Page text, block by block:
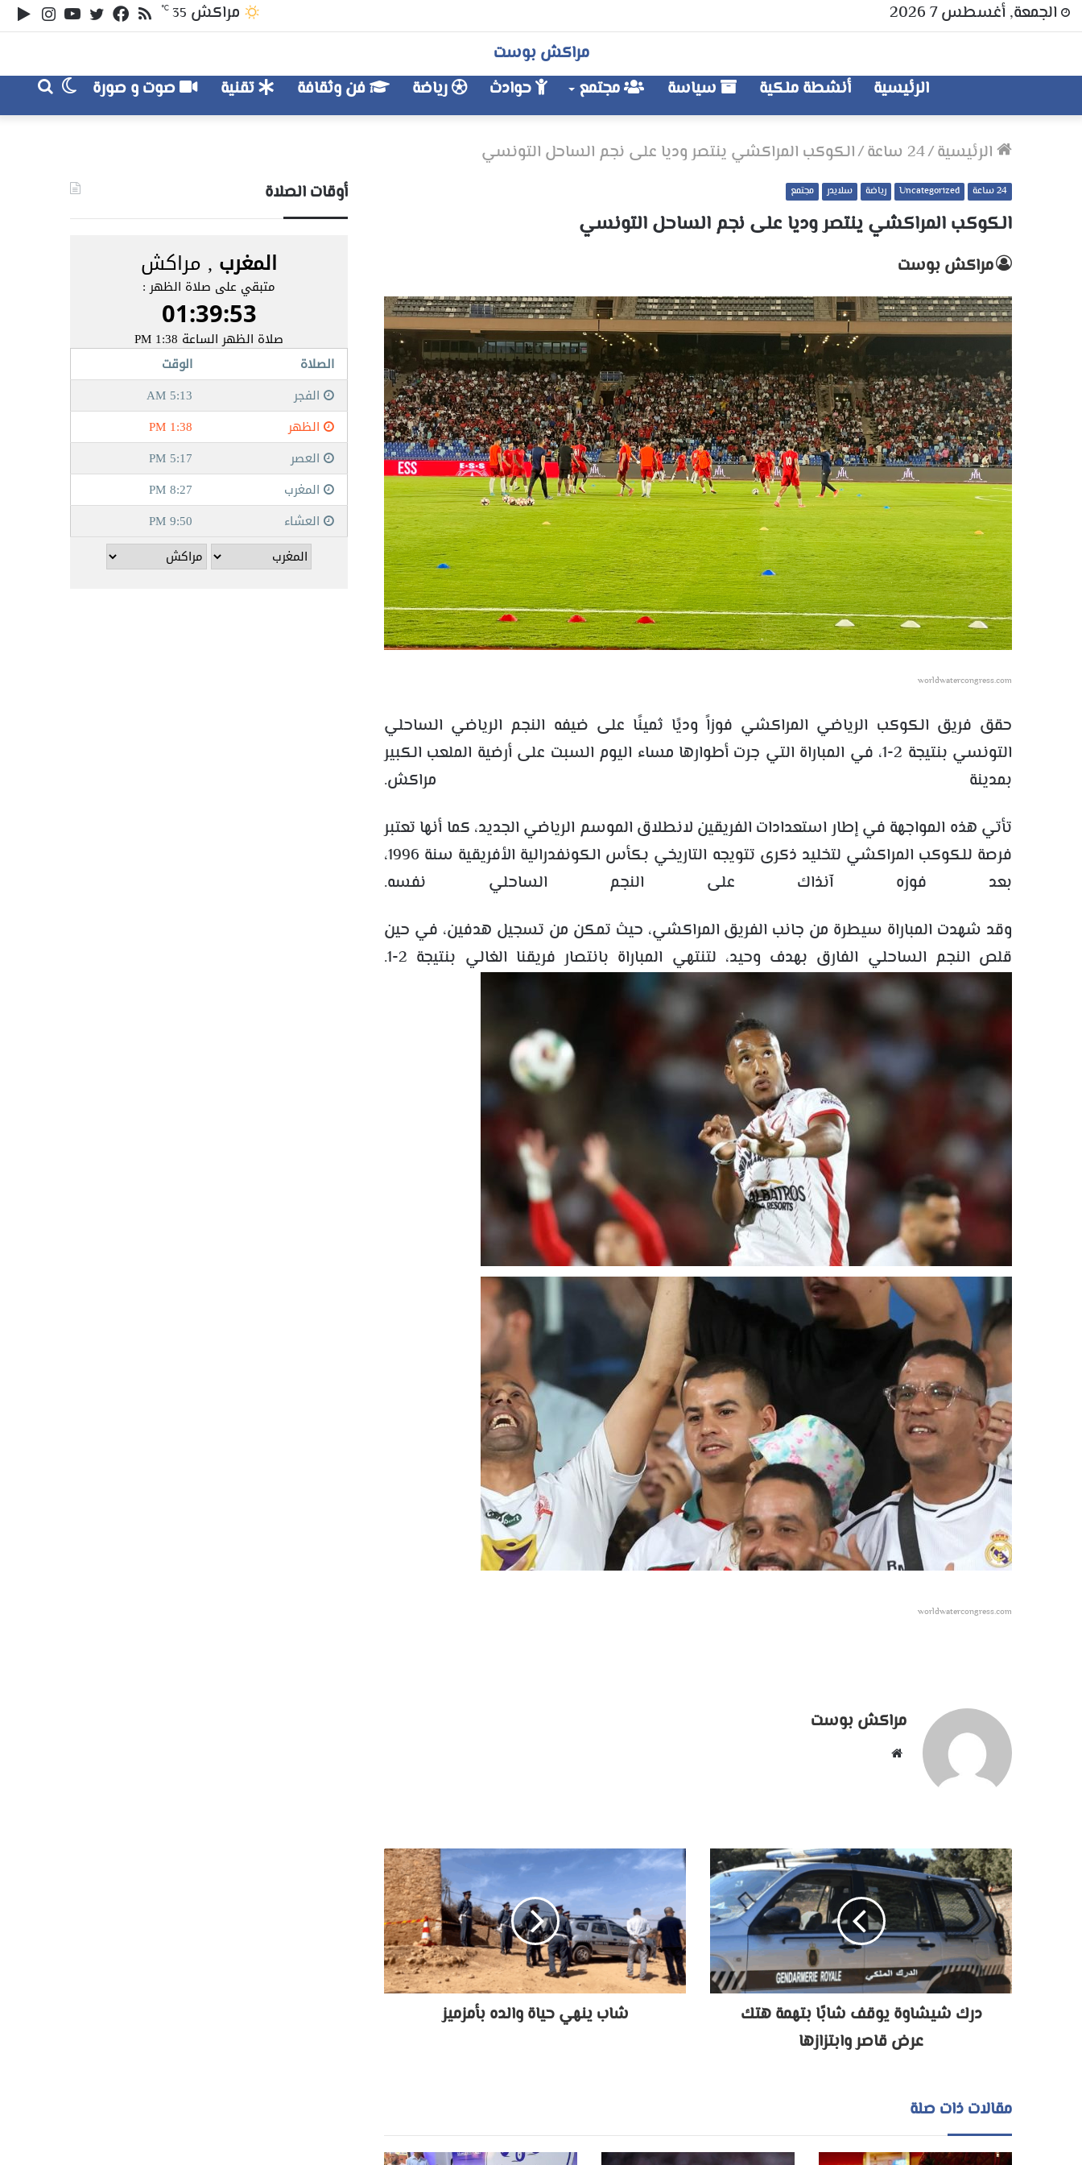
الجمعة, أغسطس 7 2026 يوتيوبتويتر
فيسبوكملخص
الموقع
مراكش 35
℃
مراكش بوست
الرئيسية
أنشطة ملكية سياسة مجتمع حوادث رياضة فن وثقافة تقنية صوت و صورة
بحث
عن
الوضع
المظلم
الرئيسية/24 ساعة /الكوكب المراكشي ينتصر وديا على نجم الساحل التونسي
24 ساعة Uncategorized رياضة سلايدر مجتمع
الكوكب المراكشي ينتصر وديا على نجم الساحل التونسي
مراكش بوست
worldwatercongress.com
حقق فريق الكوكب الرياضي المراكشي فوزاً وديًا ثمينًا على ضيفه النجم الرياضي الساحلي
التونسي بنتيجة 2-1، في المباراة التي جرت أطوارها مساء اليوم السبت على أرضية الملعب الكبير
بمدينة مراكش.
تأتي هذه المواجهة في إطار استعدادات الفريقين لانطلاق الموسم الرياضي الجديد، كما أنها تعتبر
فرصة للكوكب المراكشي لتخليد ذكرى تتويجه التاريخي بكأس الكونفدرالية الأفريقية سنة 1996،
بعد فوزه آنذاك على النجم الساحلي نفسه.
وقد شهدت المباراة سيطرة من جانب الفريق المراكشي، حيث تمكن من تسجيل هدفين، في حين
قلص النجم الساحلي الفارق بهدف وحيد، لتنتهي المباراة بانتصار فريقنا الغالي بنتيجة 2-1.
worldwatercongress.com
مراكش بوست
درك شيشاوة يوقف شابًا بتهمة هتك
عرض قاصر وابتزازها
شاب ينهي حياة والده بأمزميز
مقالات ذات صلة
أوقات الصلاة